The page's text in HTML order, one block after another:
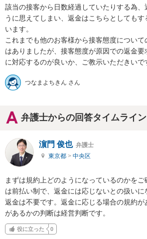
該当の接客から日数経過していたりする為、
うに思えてしまい、返金はこちらとしても
います。
これまでも他のお客様から接客態度につい
はありましたが、接客態度が原因での返金
に対応するのが良いか、ご教示いただきいで
つなまよちきん さん
弁護士からの回答タイムライン
濵門 俊也 弁護士
東京都 > 中央区
まずは規約上どのようになっているのかを
は前払い制で、返金には応じないとの扱い
返金は不要です。返金に応じる場合の規約
があるかの判断は経営判断です。
役に立った 0